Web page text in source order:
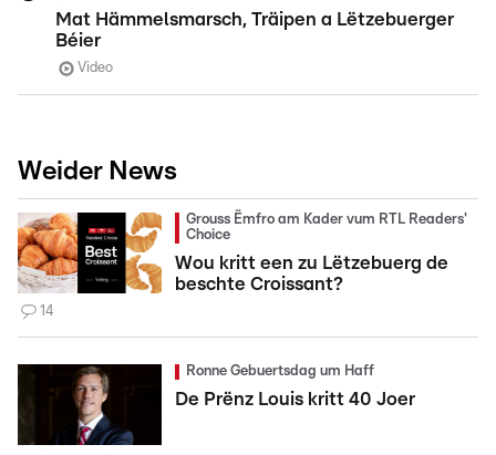
Mat Hämmelsmarsch, Träipen a Lëtzebuerger
Béier
Video
Weider News
Grouss Ëmfro am Kader vum RTL Readers'
Choice
Wou kritt een zu Lëtzebuerg de
beschte Croissant?
14
Ronne Gebuertsdag um Haff
De Prënz Louis kritt 40 Joer